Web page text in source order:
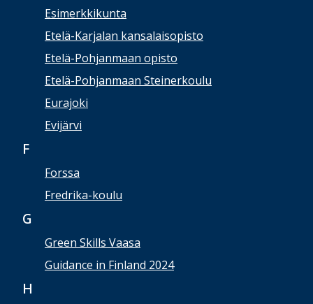
Esimerkkikunta
Etelä-Karjalan kansalaisopisto
Etelä-Pohjanmaan opisto
Etelä-Pohjanmaan Steinerkoulu
Eurajoki
Evijärvi
F
Forssa
Fredrika-koulu
G
Green Skills Vaasa
Guidance in Finland 2024
H